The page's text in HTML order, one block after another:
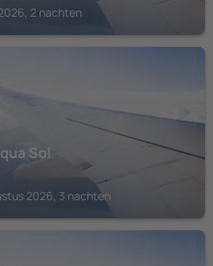
2 nachten
Sol
2026, 3 nachten